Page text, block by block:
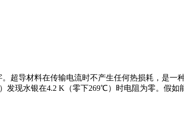
超导材料在传输电流时不产生任何热损耗，是一
发现水银在4.2 K（零下269℃）时电阻为零。假